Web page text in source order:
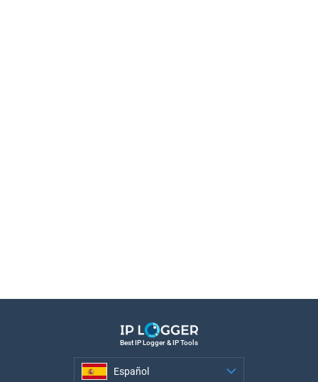
Best IP Logger & IP Tools
Español